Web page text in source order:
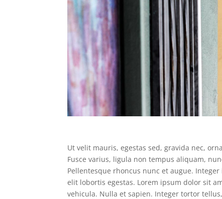
Ut velit mauris, egestas sed, gravida nec,
Fusce varius, ligula non tempus aliquam,
Pellentesque rhoncus nunc et augue.
elit lobortis egestas. Lorem ipsum dolor sit
vehicula. Nulla et sapien. Integer tortor